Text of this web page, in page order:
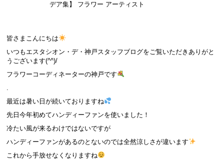
デア集】 フラワー アーティスト
皆さまこんにちは
いつもエスタシオン・デ・神戸スタッフブログをご覧いただきありがと
うございます(^^)/
フラワーコーディネーターの神戸です
.
最近は暑い日が続いておりますね
先日今年初めてハンディーファンを使いました！
冷たい風が来るわけではないですが
ハンディーファンがあるのとないのでは全然涼しさが違います
これから手放せなくなりますね